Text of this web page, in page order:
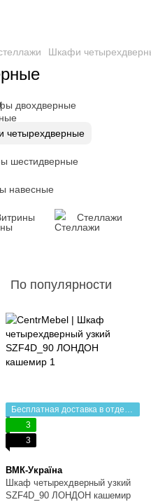
Шкафи
двохдверные
четырехдверные
шестидверные
навесные
Стеллажи
По популярности
Бесплатная доставка в отделение НП
3
3
ВМК-Україна
Шкаф четырехдверный узкий
SZF4D_90 ЛОНДОН кашемир